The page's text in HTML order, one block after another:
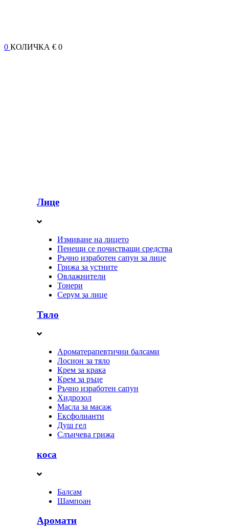
0 КОЛИЧКА € 0
Лице
Измиване на лицето
Пенещи се почистващи средства
Ръчно изработен сапун за лице
Грижа за устните
Овлажнители
Тонери
Серум за лице
Тяло
Ароматерапевтични балсами
Лосион за тяло
Крем за крака
Крем за ръце
Ръчно изработен сапун
Хидрозол
Масла за масаж
Ексфолианти
Душ гел
Слънчева грижа
коса
Балсам
Шампоан
Аромати